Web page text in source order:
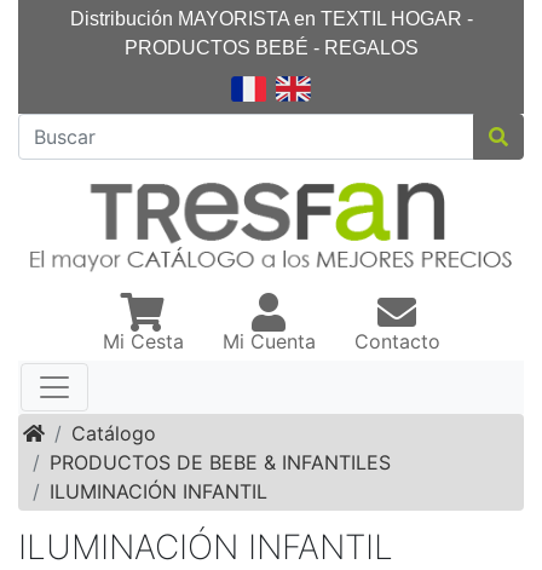
Distribución MAYORISTA en TEXTIL HOGAR -
PRODUCTOS BEBÉ - REGALOS
Mi Cesta Mi Cuenta Contacto
InicioCatálogo
PRODUCTOS DE BEBE & INFANTILES
ILUMINACIÓN INFANTIL
ILUMINACIÓN INFANTIL